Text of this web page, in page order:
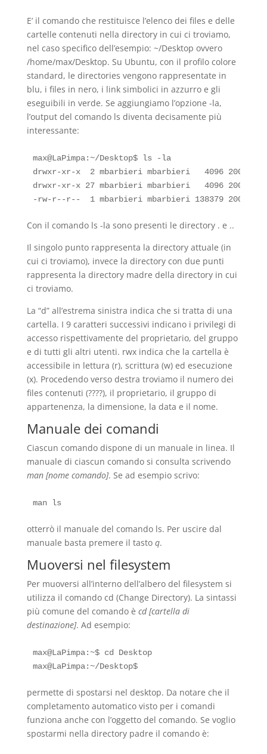
E’ il comando che restituisce l’elenco dei files e delle
cartelle contenuti nella directory in cui ci troviamo,
nel caso specifico dell’esempio: ~/Desktop ovvero
/home/max/Desktop. Su Ubuntu, con il profilo colore
standard, le directories vengono rappresentate in
blu, i files in nero, i link simbolici in azzurro e gli
eseguibili in verde. Se aggiungiamo l’opzione -la,
l’output del comando ls diventa decisamente più
interessante:
max@LaPimpa:~/Desktop$ ls -la
drwxr-xr-x  2 mbarbieri mbarbieri   4096 2008-
drwxr-xr-x 27 mbarbieri mbarbieri   4096 2008-
Con il comando ls -la sono presenti le directory . e ..
Il singolo punto rappresenta la directory attuale (in
cui ci troviamo), invece la directory con due punti
rappresenta la directory madre della directory in cui
ci troviamo.
La “d” all’estrema sinistra indica che si tratta di una
cartella. I 9 caratteri successivi indicano i privilegi di
accesso rispettivamente del proprietario, del gruppo
e di tutti gli altri utenti. rwx indica che la cartella è
accessibile in lettura (r), scrittura (w) ed esecuzione
(x). Procedendo verso destra troviamo il numero dei
files contenuti (????), il proprietario, il gruppo di
appartenenza, la dimensione, la data e il nome.
Manuale dei comandi
Ciascun comando dispone di un manuale in linea. Il
manuale di ciascun comando si consulta scrivendo
man [nome comando]. Se ad esempio scrivo:
otterrò il manuale del comando ls. Per uscire dal
manuale basta premere il tasto q.
Muoversi nel filesystem
Per muoversi all’interno dell’albero del filesystem si
utilizza il comando cd (Change Directory). La sintassi
più comune del comando è cd [cartella di
destinazione]. Ad esempio:
max@LaPimpa:~$ cd Desktop
permette di spostarsi nel desktop. Da notare che il
completamento automatico visto per i comandi
funziona anche con l’oggetto del comando. Se voglio
spostarmi nella directory padre il comando è: